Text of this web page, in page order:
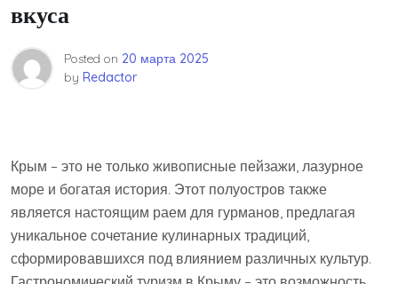
вкуса
Posted on 20 марта 2025
by Redactor
Крым – это не только живописные пейзажи‚ лазурное
море и богатая история. Этот полуостров также
является настоящим раем для гурманов‚ предлагая
уникальное сочетание кулинарных традиций‚
сформировавшихся под влиянием различных культур.